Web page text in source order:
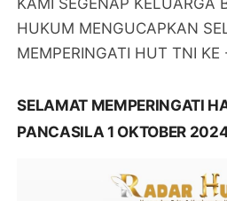
KAMI SEGENAP KELUARGA
HUKUM MENGUCAPKAN
MEMPERINGATI HUT TNI
SELAMAT MEMPERINGATI
PANCASILA 1 OKTOBER